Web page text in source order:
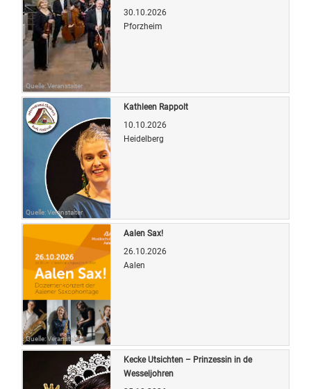
Quelle: Veranstalter
30.10.2026
Pforzheim
Quelle: Veranstalter
Kathleen Rappolt
10.10.2026
Heidelberg
Quelle: Veranstalter
Aalen Sax!
26.10.2026
Aalen
Kecke Utsichten – Prinzessin in de
Wesseljohren